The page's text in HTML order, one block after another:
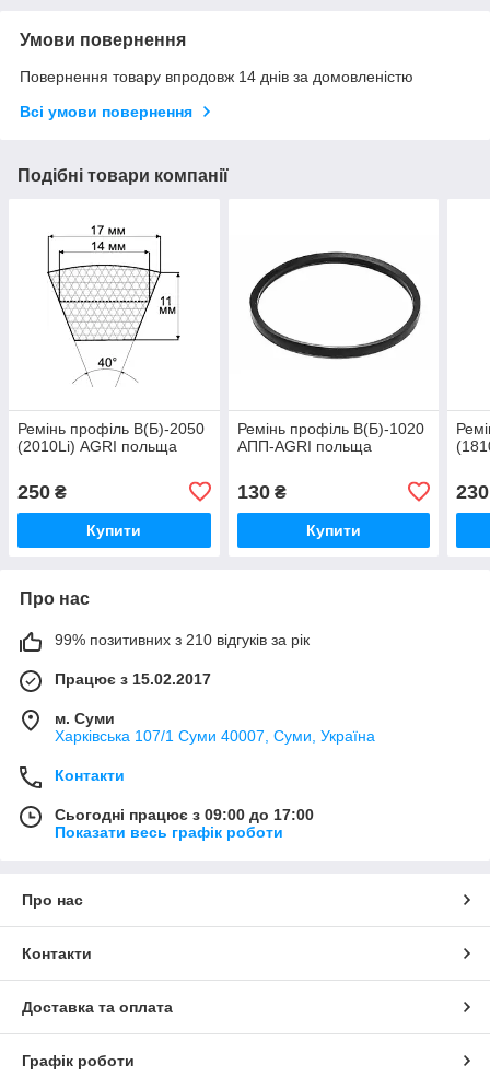
Умови повернення
Повернення товару впродовж 14 днів за домовленістю
Всі умови повернення
Подібні товари компанії
Ремінь профіль В(Б)-2050
(2010Li) AGRI польща
250 ₴
Купити
Ремінь профіль В(Б)-1020
АПП-AGRI польща
130₴
Купити
230
Про нас
99% позитивних з 210 відгуків за рік
Працює з 15.02.2017
м. Суми
Харківська 107/1 Суми 40007, Суми, Україна
Контакти
Сьогодні працює з 09:00 до 17:00
Показати весь графік роботи
Про нас
Контакти
Доставка та оплата
Графік роботи